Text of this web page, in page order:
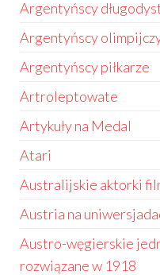
Argentyńscy
Argentyńscy
Argentyńscy piłkarze
Artroleptowate
Artykuły na Medal
Atari
Australijskie aktorki
Austria na
Austro-węgierskie
rozwiązane w 1918